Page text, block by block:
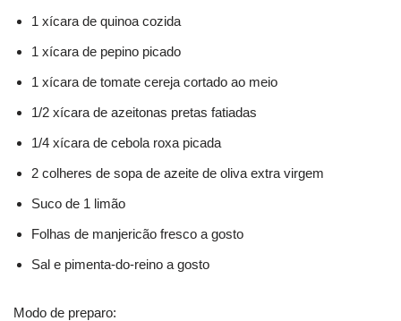
1 xícara de quinoa cozida
1 xícara de pepino picado
1 xícara de tomate cereja cortado ao meio
1/2 xícara de azeitonas pretas fatiadas
1/4 xícara de cebola roxa picada
2 colheres de sopa de azeite de oliva extra virgem
Suco de 1 limão
Folhas de manjericão fresco a gosto
Sal e pimenta-do-reino a gosto
Modo de preparo: